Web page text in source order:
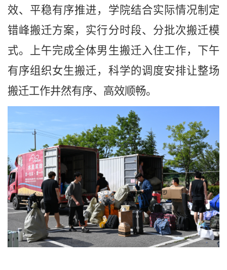
效、平稳有序推进，学院结合实际情况制定
错峰搬迁方案，实行分时段、分批次搬迁模
式。上午完成全体男生搬迁入住工作，下午
有序组织女生搬迁，科学的调度安排让整场
搬迁工作井然有序、高效顺畅。